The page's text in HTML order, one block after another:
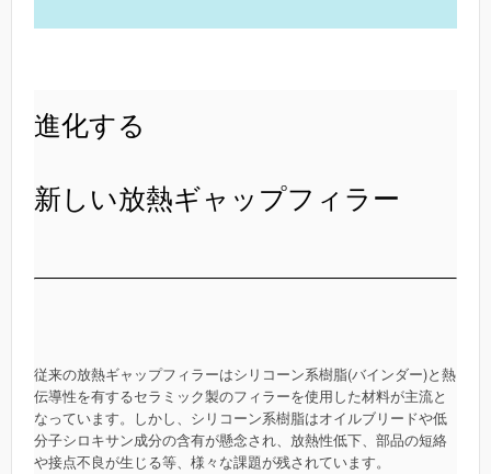
進化する
新しい放熱ギャップフィラー
従来の放熱ギャップフィラーはシリコーン系樹脂(バインダー)と熱
伝導性を有するセラミック製のフィラーを使用した材料が主流と
なっています。しかし、シリコーン系樹脂はオイルブリードや低
分子シロキサン成分の含有が懸念され、放熱性低下、部品の短絡
や接点不良が生じる等、様々な課題が残されています。